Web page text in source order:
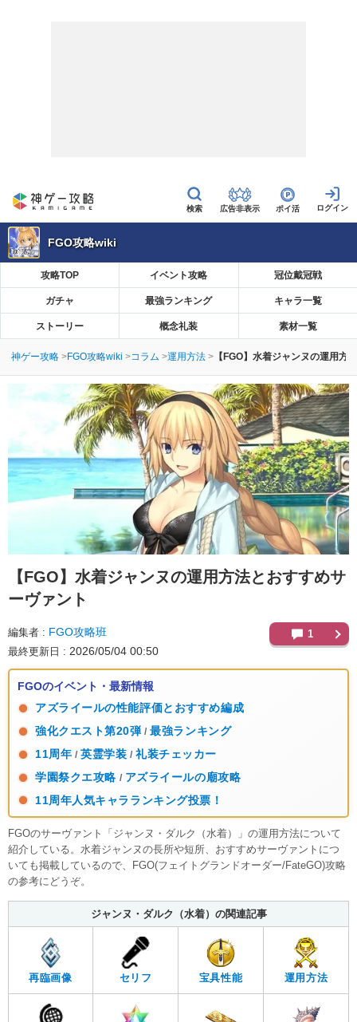
広告非表示 ポイ活
FGO攻略wiki
攻略TOP イベント攻略 冠位戴冠戦
ガチャ 最強ランキング キャラ一覧
ストーリー 概念礼装 素材一覧
神ゲー攻略 FGO攻略wiki コラム 運用方法 【FGO】水着ジャンヌの運用方
【FGO】 水着ジャンヌの運用方法とおすすめサ
ーヴァント
編集者 FGO攻略班
最終更新日 2026/05/04 00:50
1
FGOのイベント・最新情報
アズライールの性能評価とおすすめ編成
強化クエスト第20弾 / 最強ランキング
11周年 / 英霊学装 / 礼装チェッカー
学園祭クエ攻略 / アズライールの廟攻略
11周年人気キャラランキング投票！
FGOのサーヴァント「ジャンヌ・ダルク（水着）」の運用方法について
紹介している。水着ジャンヌの長所や短所、おすすめサーヴァントにつ
いても掲載しているので、FGO(フェイトグランドオーダー/FateGO)攻略
の参考にどうぞ。
ジャンヌ・ダルク（水着）の関連記事
再臨画像 セリフ 宝具性能 運用方法